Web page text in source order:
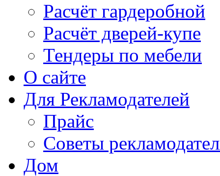
Расчёт гардеробной
Расчёт дверей-купе
Тендеры по мебели
О сайте
Для Рекламодателей
Прайс
Советы
Дом